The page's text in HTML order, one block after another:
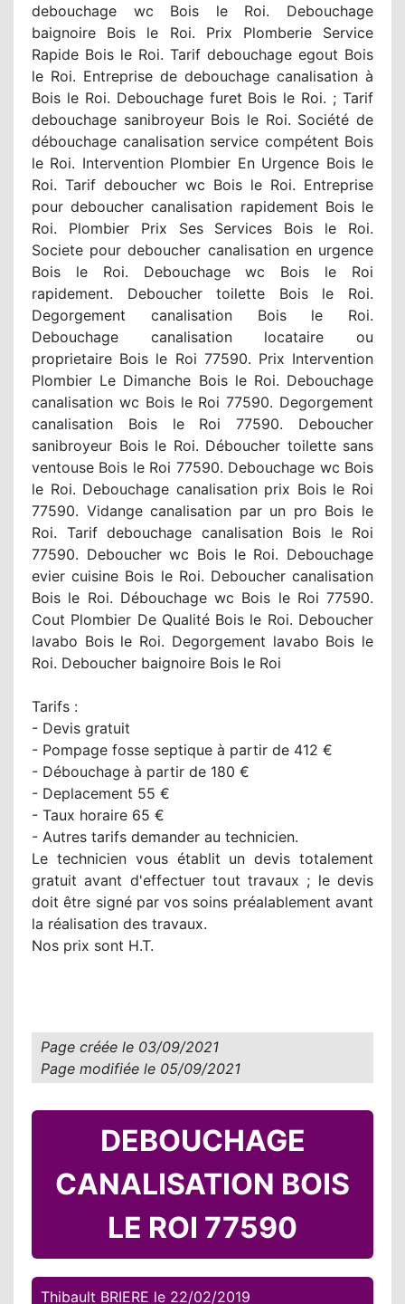
debouchage wc Bois le Roi. Debouchage
baignoire Bois le Roi. Prix Plomberie Service
Rapide Bois le Roi. Tarif debouchage egout Bois
le Roi. Entreprise de debouchage canalisation à
Bois le Roi. Debouchage furet Bois le Roi. ; Tarif
debouchage sanibroyeur Bois le Roi. Société de
débouchage canalisation service compétent Bois
le Roi. Intervention Plombier En Urgence Bois le
Roi. Tarif deboucher wc Bois le Roi. Entreprise
pour deboucher canalisation rapidement Bois le
Roi. Plombier Prix Ses Services Bois le Roi.
Societe pour deboucher canalisation en urgence
Bois le Roi. Debouchage wc Bois le Roi
rapidement. Deboucher toilette Bois le Roi.
Degorgement canalisation Bois le Roi.
Debouchage canalisation locataire ou
proprietaire Bois le Roi 77590. Prix Intervention
Plombier Le Dimanche Bois le Roi. Debouchage
canalisation wc Bois le Roi 77590. Degorgement
canalisation Bois le Roi 77590. Deboucher
sanibroyeur Bois le Roi. Déboucher toilette sans
ventouse Bois le Roi 77590. Debouchage wc Bois
le Roi. Debouchage canalisation prix Bois le Roi
77590. Vidange canalisation par un pro Bois le
Roi. Tarif debouchage canalisation Bois le Roi
77590. Deboucher wc Bois le Roi. Debouchage
evier cuisine Bois le Roi. Deboucher canalisation
Bois le Roi. Débouchage wc Bois le Roi 77590.
Cout Plombier De Qualité Bois le Roi. Deboucher
lavabo Bois le Roi. Degorgement lavabo Bois le
Roi. Deboucher baignoire Bois le Roi
Tarifs :
- Devis gratuit
- Pompage fosse septique à partir de 412 €
- Débouchage à partir de 180 €
- Deplacement 55 €
- Taux horaire 65 €
- Autres tarifs demander au technicien.
Le technicien vous établit un devis totalement
gratuit avant d'effectuer tout travaux ; le devis
doit être signé par vos soins préalablement avant
la réalisation des travaux.
Nos prix sont H.T.
Page créée le 03/09/2021
Page modifiée le 05/09/2021
DEBOUCHAGE
CANALISATION BOIS
LE ROI 77590
Thibault BRIERE le 22/02/2019